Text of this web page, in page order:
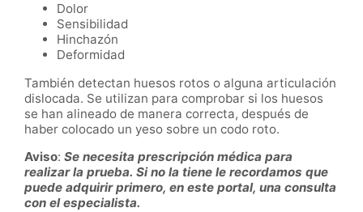
Dolor
Sensibilidad
Hinchazón
Deformidad
También detectan huesos rotos o alguna articulación
dislocada. Se utilizan para comprobar si los huesos
se han alineado de manera correcta, después de
haber colocado un yeso sobre un codo roto.
Aviso: Se necesita prescripción médica para
realizar la prueba. Si no la tiene le recordamos que
puede adquirir primero, en este portal, una consulta
con el especialista.